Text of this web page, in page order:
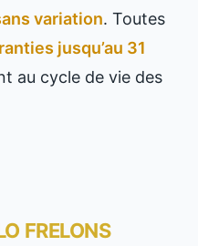
variation. Toutes
jusqu’au 31
au cycle de vie des
FRELONS